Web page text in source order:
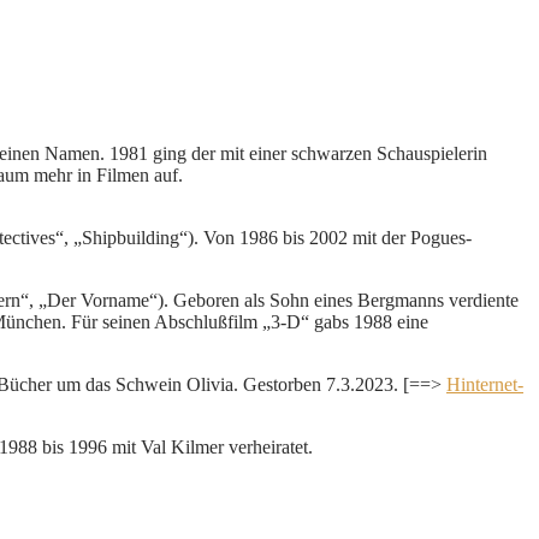
Namen. 1981 ging der mit einer schwarzen Schauspielerin
mehr in Filmen auf.
„Shipbuilding“). Von 1986 bis 2002 mit der Pogues-
„Der Vorname“). Geboren als Sohn eines Bergmanns verdiente
Für seinen Abschlußfilm „3-D“ gabs 1988 eine
um das Schwein Olivia. Gestorben 7.3.2023. [==> Hinternet-
bis 1996 mit Val Kilmer verheiratet.